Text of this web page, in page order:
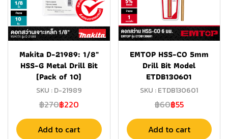
Makita D-21989: 1/8"
HSS-G Metal Drill Bit
(Pack of 10)
SKU : D-21989
฿270฿220
Add to cart
EMTOP HSS-CO 5mm
Drill Bit Model
ETDB130601
SKU : ETDB130601
฿60฿55
Add to cart